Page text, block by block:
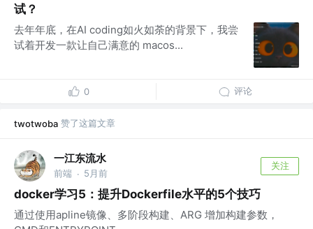
试？
去年年底，在AI coding如火如荼的背景下，我尝
试着开发一款让自己满意的 macos...
0 评论
twotwoba 赞了这篇文章
一江东流水
前端 · 5月前
关注
docker学习5：提升Dockerfile水平的5个技巧
通过使用apline镜像、多阶段构建、ARG 增加构建参数，